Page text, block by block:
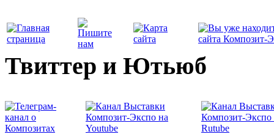
Твиттер и Ютьюб